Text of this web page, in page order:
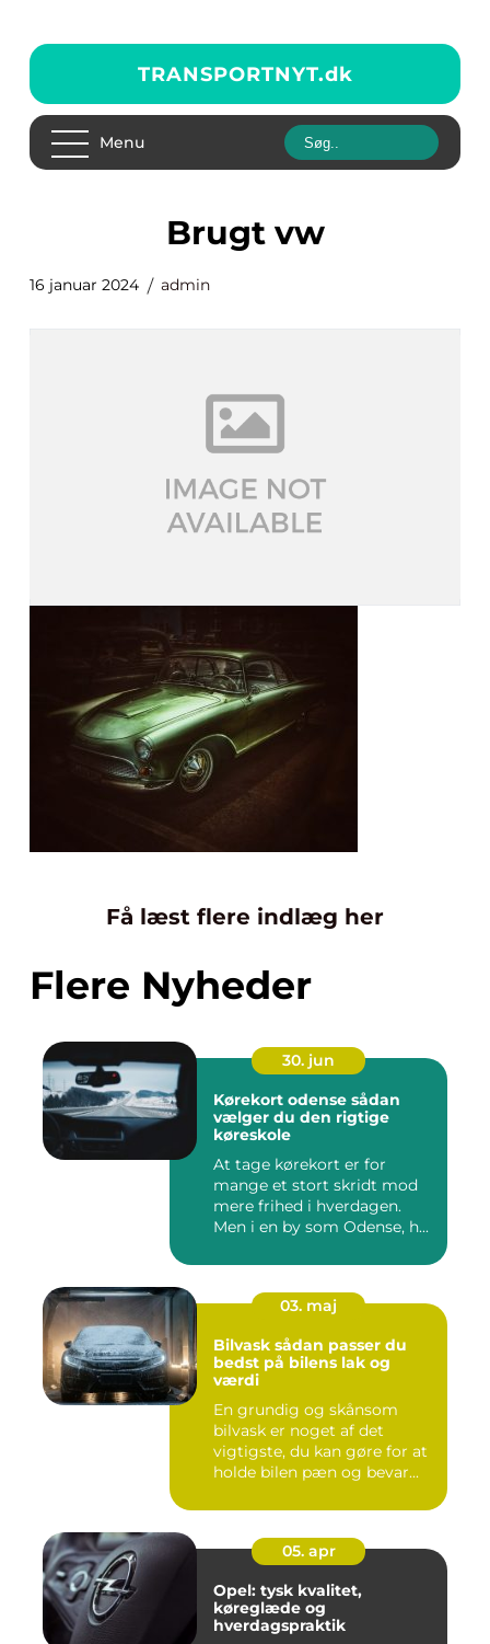
TRANSPORTNYT.dk
Menu
brugt vw
16 januar 2024 admin
Få læst flere indlæg her
Flere Nyheder
30. jun
Kørekort odense sådan
vælger du den rigtige
køreskole
At tage kørekort er for
mange et stort skridt mod
mere frihed i hverdagen.
Men i en by som Odense, h...
03. maj
Bilvask sådan passer du
bedst på bilens lak og
værdi
En grundig og skånsom
bilvask er noget af det
vigtigste, du kan gøre for at
holde bilen pæn og bevar...
05. apr
Opel: tysk kvalitet,
køreglæde og
hverdagspraktik